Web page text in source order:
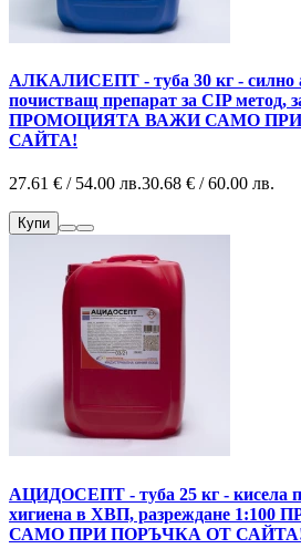
АЛКАЛИСЕПТ - туба 30 кг - силно
почистващ препарат за CIP метод,
ПРОМОЦИЯТА ВАЖИ САМО
САЙТА!
27.61 € / 54.00 лв.30.68 € / 60.00 лв.
Купи
АЦИДОСЕПТ - туба 25 кг - кисела
хигиена в ХВП, разреждане
САМО ПРИ ПОРЪЧКА ОТ